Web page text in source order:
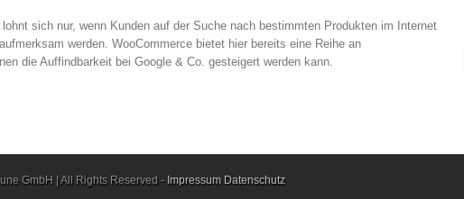
sich nur, wenn Kunden auf der Suche nach bestimmten Produkten im Internet
werden. WooCommerce bietet hier bereits eine Reihe an
die Auffindbarkeit bei Google & Co. gesteigert werden kann.
GmbH | All Rights Reserved - Impressum Datenschutz